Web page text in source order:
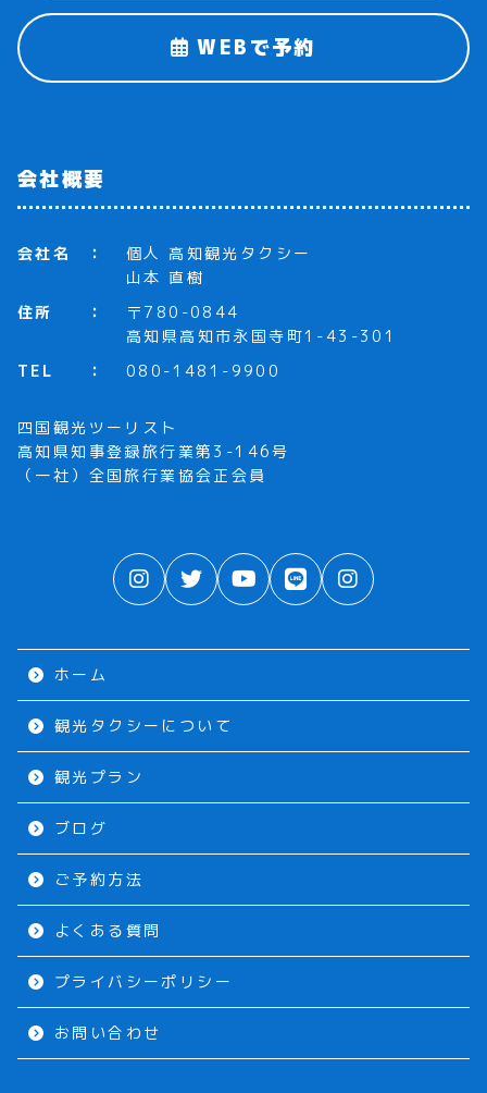
WEBで予約
会社概要
会社名
個人 高知観光タクシー
山本 直樹
住所
〒780-0844
高知県高知市永国寺町1-43-301
TEL
080-1481-9900
四国観光ツーリスト
高知県知事登録旅行業第3-146号
（一社）全国旅行業協会正会員
ホーム
観光タクシーについて
観光プラン
ブログ
ご予約方法
よくある質問
プライバシーポリシー
お問い合わせ